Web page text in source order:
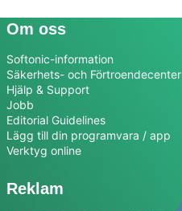
Om oss
Softonic-information
Säkerhets- och Förtroendecenter
Hjälp & Support
Jobb
Editorial Guidelines
Lägg till din programvara / app
Verktyg online
Reklam